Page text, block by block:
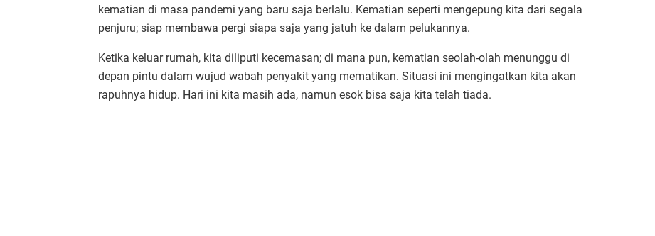
kematian di masa pandemi yang baru saja berlalu. Kematian seperti mengepung kita dari segala
penjuru; siap membawa pergi siapa saja yang jatuh ke dalam pelukannya.
Ketika keluar rumah, kita diliputi kecemasan; di mana pun, kematian seolah-olah menunggu di
depan pintu dalam wujud wabah penyakit yang mematikan. Situasi ini mengingatkan kita akan
rapuhnya hidup. Hari ini kita masih ada, namun esok bisa saja kita telah tiada.